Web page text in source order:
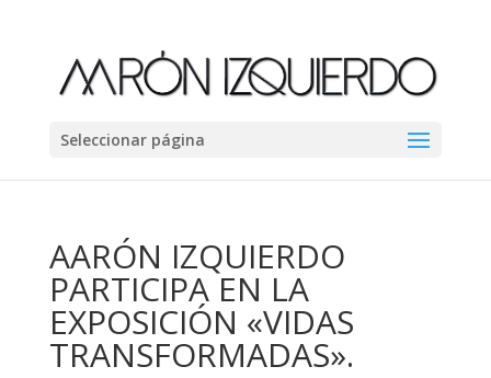
Seleccionar página
AARÓN IZQUIERDO
PARTICIPA EN LA
EXPOSICIÓN «VIDAS
TRANSFORMADAS».